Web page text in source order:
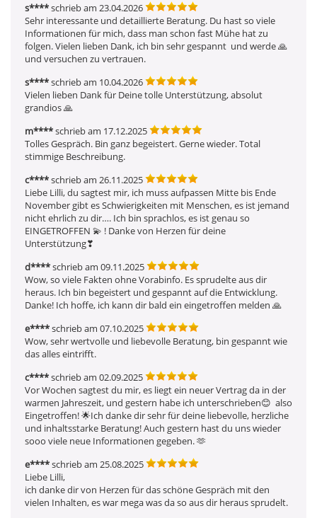
s****schrieb am 23.04.2026
Sehr interessante und detaillierte Beratung. Du hast so viele
Informationen für mich, dass man schon fast Mühe hat zu
folgen. Vielen lieben Dank, ich bin sehr gespannt  und werde 🙏
und versuchen zu vertrauen.
s****schrieb am 10.04.2026
Vielen lieben Dank für Deine tolle Unterstützung, absolut
grandios 🙏
m****schrieb am 17.12.2025
Tolles Gespräch. Bin ganz begeistert. Gerne wieder. Total
stimmige Beschreibung.
c****schrieb am 26.11.2025
Liebe Lilli, du sagtest mir, ich muss aufpassen Mitte bis Ende
November gibt es Schwierigkeiten mit Menschen, es ist jemand
nicht ehrlich zu dir…. Ich bin sprachlos, es ist genau so
EINGETROFFEN 💫 ! Danke von Herzen für deine
Unterstützung❣ ️
d****schrieb am 09.11.2025
Wow, so viele Fakten ohne Vorabinfo. Es sprudelte aus dir
heraus. Ich bin begeistert und gespannt auf die Entwicklung.
Danke! Ich hoffe, ich kann dir bald ein eingetroffen melden 🙏
e****schrieb am 07.10.2025
Wow, sehr wertvolle und liebevolle Beratung, bin gespannt wie
das alles eintrifft.
c****schrieb am 02.09.2025
Vor Wochen sagtest du mir, es liegt ein neuer Vertrag da in der
warmen Jahreszeit, und gestern habe ich unterschrieben😊  also
Eingetroffen! 🌟Ich danke dir sehr für deine liebevolle, herzliche
und inhaltsstarke Beratung! Auch gestern hast du uns wieder
sooo viele neue Informationen gegeben. 🫶
e****schrieb am 25.08.2025
Liebe Lilli,
ich danke dir von Herzen für das schöne Gespräch mit den
vielen Inhalten, es war mega was da so aus dir heraus sprudelt.